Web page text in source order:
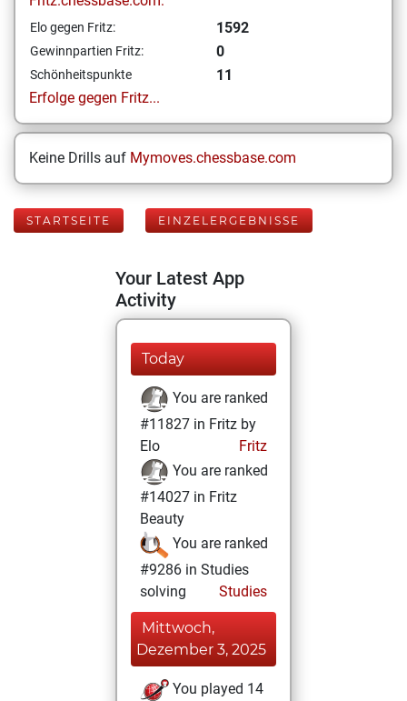
Elo gegen Fritz: 1592
Gewinnpartien Fritz: 0
Schönheitspunkte
11
Erfolge gegen Fritz...
Keine Drills auf Mymoves.chessbase.com
STARTSEITE EINZELERGEBNISSE
Your Latest App
Activity
Today
You are ranked
#11827 in Fritz by
Elo
Fritz
You are ranked
#14027 in Fritz
Beauty
You are ranked
#9286 in Studies
solving
Studies
Mittwoch,
Dezember 3, 2025
You played 14